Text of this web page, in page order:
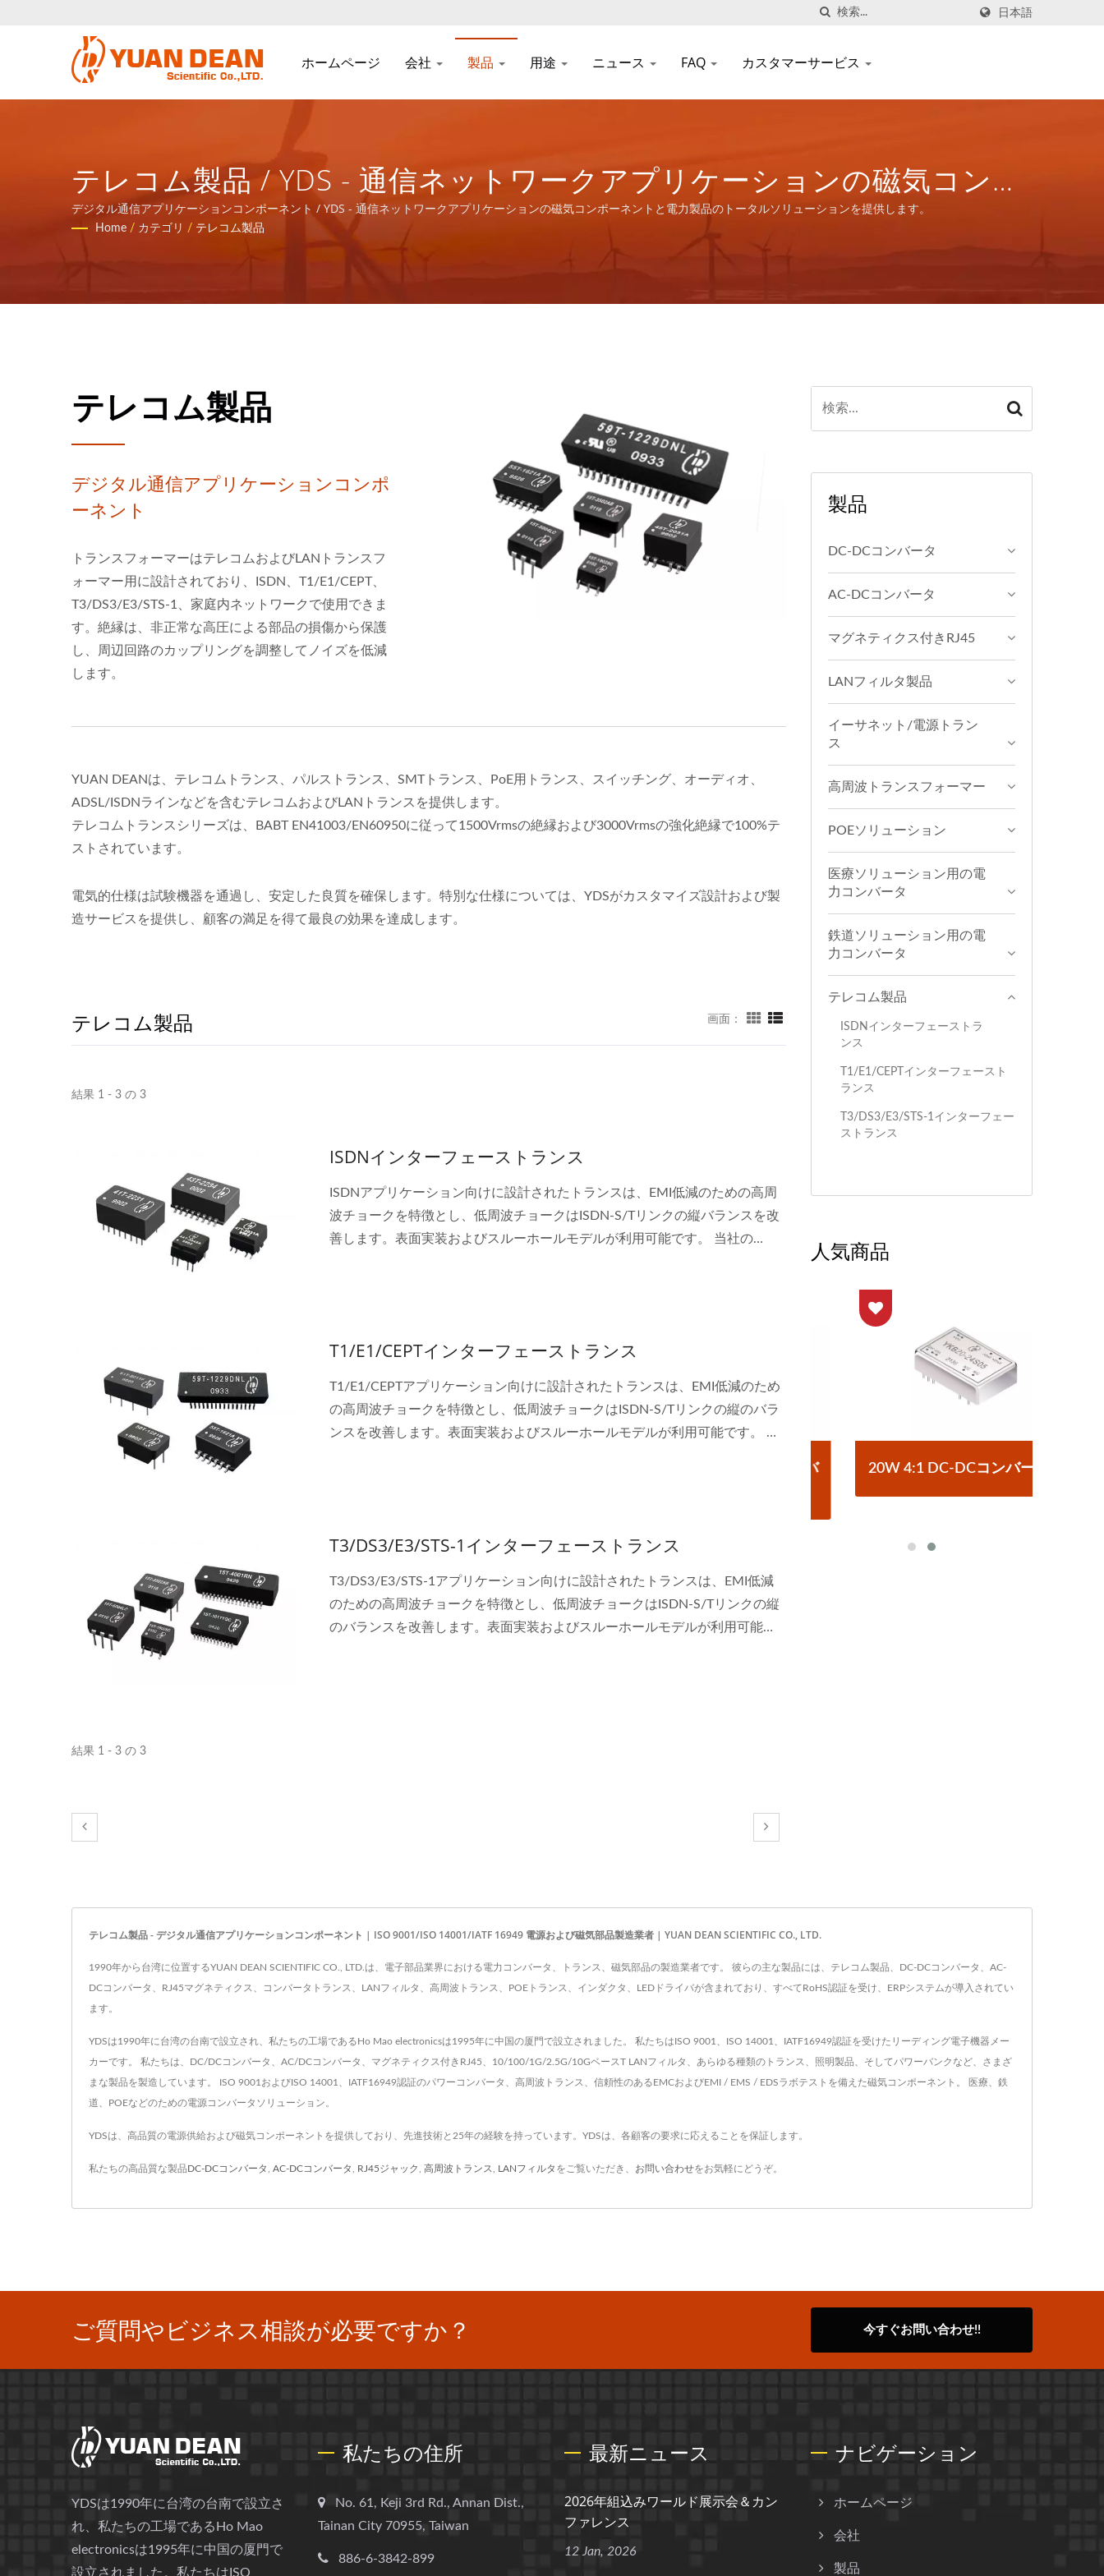
日本語
ホームページ 会社 製品 用途 ニュース FAQ カスタマーサービス
テレコム製品 / YDS - 通信ネットワークアプリケーションの磁気コンポ
ーネントと電力製品のトータルソリューションを提供します。
デジタル通信アプリケーションコンポーネント / YDS - 通信ネットワークアプリケーションの磁気コンポーネントと電力製品のトータルソリューションを提供します。
Home / カテゴリ / テレコム製品
テレコム製品
デジタル通信アプリケーションコンポ
ーネント
トランスフォーマーはテレコムおよびLANトランスフ
ォーマー用に設計されており、ISDN、T1/E1/CEPT、
T3/DS3/E3/STS-1、家庭内ネットワークで使用できま
す。絶縁は、非正常な高圧による部品の損傷から保護
し、周辺回路のカップリングを調整してノイズを低減
します。
YUAN DEANは、テレコムトランス、パルストランス、SMTトランス、PoE用トランス、スイッチング、オーディオ、
ADSL/ISDNラインなどを含むテレコムおよびLANトランスを提供します。
テレコムトランスシリーズは、BABT EN41003/EN60950に従って1500Vrmsの絶縁および3000Vrmsの強化絶縁で100%テ
ストされています。
電気的仕様は試験機器を通過し、安定した良質を確保します。特別な仕様については、YDSがカスタマイズ設計および製
造サービスを提供し、顧客の満足を得て最良の効果を達成します。
テレコム製品 画面：
結果 1 - 3 の 3
ISDNインターフェーストランス
ISDNアプリケーション向けに設計されたトランスは、EMI低減のための高周
波チョークを特徴とし、低周波チョークはISDN-S/Tリンクの縦バランスを改
善します。表面実装およびスルーホールモデルが利用可能です。 当社の
T1/E1/CEPTインターフェーストランス
T1/E1/CEPTアプリケーション向けに設計されたトランスは、EMI低減のため
の高周波チョークを特徴とし、低周波チョークはISDN-S/Tリンクの縦のバラ
ンスを改善します。表面実装およびスルーホールモデルが利用可能です。 私
T3/DS3/E3/STS-1インターフェーストランス
T3/DS3/E3/STS-1アプリケーション向けに設計されたトランスは、EMI低減
のための高周波チョークを特徴とし、低周波チョークはISDN-S/Tリンクの縦
のバランスを改善します。表面実装およびスルーホールモデルが利用可能で
結果 1 - 3 の 3
製品
DC-DCコンバータ
AC-DCコンバータ
マグネティクス付きRJ45
LANフィルタ製品
イーサネット/電源トラン
ス
高周波トランスフォーマー
POEソリューション
医療ソリューション用の電
力コンバータ
鉄道ソリューション用の電
力コンバータ
テレコム製品
ISDNインターフェーストラ
ンス
T1/E1/CEPTインターフェースト
ランス
T3/DS3/E3/STS-1インターフェー
ストランス
人気商品
ハーフブリックDC-DCコンバ
20W 4:1 DC-DCコンバーター
テレコム製品 - デジタル通信アプリケーションコンポーネント | ISO 9001/ISO 14001/IATF 16949 電源および磁気部品製造業者 | YUAN DEAN SCIENTIFIC CO., LTD.
1990年から台湾に位置するYUAN DEAN SCIENTIFIC CO., LTD.は、電子部品業界における電力コンバータ、トランス、磁気部品の製造業者です。 彼らの主な製品には、テレコム製品、DC-DCコンバータ、AC-
DCコンバータ、RJ45マグネティクス、コンバータトランス、LANフィルタ、高周波トランス、POEトランス、インダクタ、LEDドライバが含まれており、すべてRoHS認証を受け、ERPシステムが導入されてい
ます。
YDSは1990年に台湾の台南で設立され、私たちの工場であるHo Mao electronicsは1995年に中国の厦門で設立されました。 私たちはISO 9001、ISO 14001、IATF16949認証を受けたリーディング電子機器メー
カーです。 私たちは、DC/DCコンバータ、AC/DCコンバータ、マグネティクス付きRJ45、10/100/1G/2.5G/10GベースT LANフィルタ、あらゆる種類のトランス、照明製品、そしてパワーバンクなど、さまざ
まな製品を製造しています。 ISO 9001およびISO 14001、IATF16949認証のパワーコンバータ、高周波トランス、信頼性のあるEMCおよびEMI / EMS / EDSラボテストを備えた磁気コンポーネント。 医療、鉄
道、POEなどのための電源コンバータソリューション。
YDSは、高品質の電源供給および磁気コンポーネントを提供しており、先進技術と25年の経験を持っています。YDSは、各顧客の要求に応えることを保証します。
私たちの高品質な製品DC-DCコンバータ AC-DCコンバータ RJ45ジャック 高周波トランス LANフィルタ をご覧いただき、 お問い合わせをお気軽にどうぞ。
ご質問やビジネス相談が必要ですか？ 今すぐお問い合わせ!!
YDSは1990年に台湾の台南で設立さ
れ、私たちの工場であるHo Mao
electronicsは1995年に中国の厦門で
設立されました。私たちはISO
私たちの住所
No. 61, Keji 3rd Rd., Annan Dist.,
Tainan City 70955, Taiwan
886-6-3842-899
最新ニュース
2026年組込みワールド展示会＆カン
ファレンス
12 Jan, 2026
ナビゲーション
ホームページ
会社
製品